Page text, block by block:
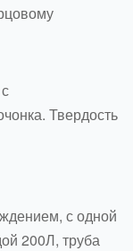
Твердость
с одной
200Л, труба